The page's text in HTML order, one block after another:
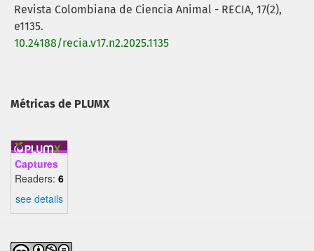
Revista Colombiana de Ciencia Animal - RECIA, 17(2),
e1135.
10.24188/recia.v17.n2.2025.1135
Métricas de PLUMX
Captures
Readers: 6
see details